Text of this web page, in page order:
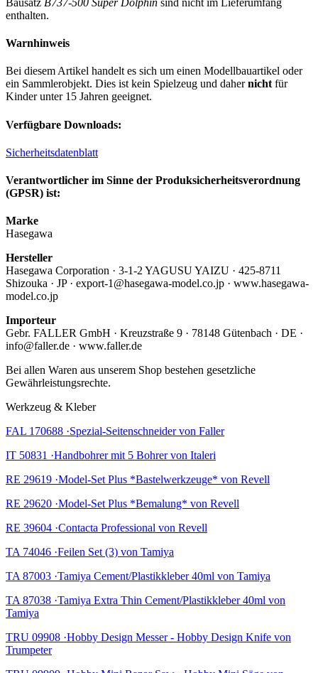
enthalten.
Warnhinweis
Bei diesem Artikel handelt es sich um einen Modellbauartikel oder
ein Sammlerobjekt. Dies ist kein Spielzeug und dahernicht für
Kinder unter 15 Jahren geeignet.
Verfügbare Downloads:
Sicherheitsdatenblatt
Verantwortlicher im Sinne der Produksicherheitsverordnung
(GPSR) ist:
Marke
Hasegawa
Hersteller
Hasegawa Corporation · 3-1-2 YAGUSU YAIZU · 425-8711
Shizouka · JP · export-1@hasegawa-model.co.jp · www.hasegawa-
model.co.jp
Importeur
Gebr. FALLER GmbH · Kreuzstraße 9 · 78148 Gütenbach · DE ·
info@faller.de · www.faller.de
Bei allen Waren aus unserem Shop bestehen gesetzliche
Gewährleistungsrechte.
Werkzeug & Kleber
FAL 170688 ·Spezial-Seitenschneider von Faller
IT 50831 ·Handbohrer mit 5 Bohrer von Italeri
RE 29619 ·Model-Set Plus *Bastelwerkzeuge* von Revell
RE 29620 ·Model-Set Plus *Bemalung* von Revell
RE 39604 ·Contacta Professional von Revell
TA 74046 ·Feilen Set (3) von Tamiya
TA 87003 ·Tamiya Cement/Plastikkleber 40ml von Tamiya
TA 87038 ·Tamiya Extra Thin Cement/Plastikkleber 40ml von
Tamiya
TRU 09908 ·Hobby Design Messer - Hobby Design Knife von
Trumpeter